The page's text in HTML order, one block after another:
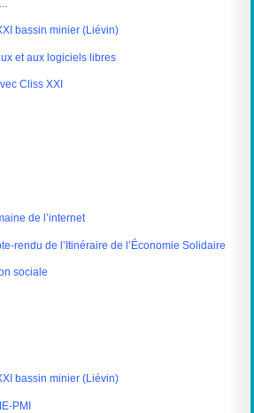
bassin minier (Liévin)
et aux logiciels libres
Cliss XXI
de l’internet
rendu de l’Itinéraire de l’Économie Solidaire
sociale
bassin minier (Liévin)
PMI